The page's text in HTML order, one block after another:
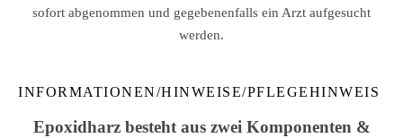
sofort abgenommen und gegebenenfalls ein Arzt aufgesucht
werden.
INFORMATIONEN/HINWEISE/PFLEGEHINWEIS
Epoxidharz besteht aus zwei Komponenten &